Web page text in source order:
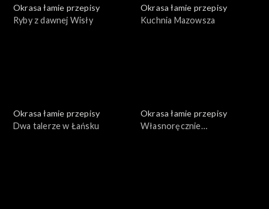
Okrasa łamie przepisy
Ryby z dawnej Wisły
Okrasa łamie przepisy
Kuchnia Mazowsza
Okrasa łamie przepisy
Dwa talerze w Łańsku
Okrasa łamie przepisy
Własnoręcznie